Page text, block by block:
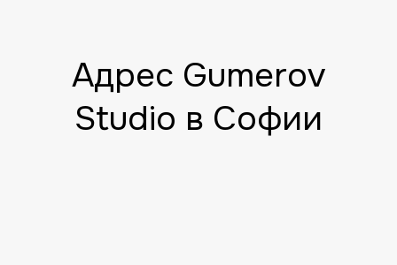
Адрес Gumerov
Studio в Софии